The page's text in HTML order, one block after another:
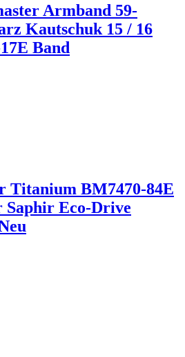
Armband 59-
Kautschuk 15 / 16
Band
Titanium BM7470-84E
Saphir Eco-Drive